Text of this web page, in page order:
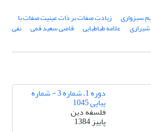
سبزواری زیادت صفات بر ذات عینیت صفات با
شیرازی علامه طباطبایی قاضی سعید قمی نفی
دوره 1، شماره 3 - شماره
پیاپی 1045
فلسفه دین
پاییز 1384